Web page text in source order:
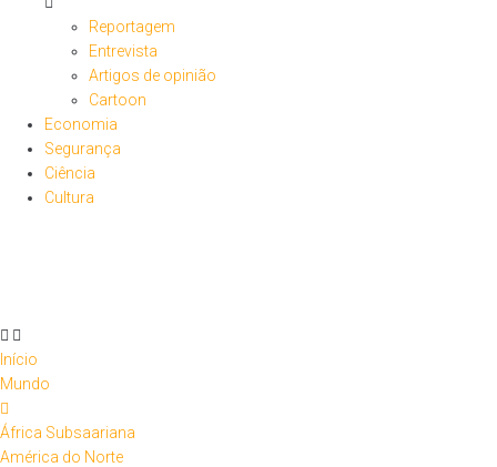
Reportagem
Entrevista
Artigos de opinião
Cartoon
Economia
Segurança
Ciência
Cultura
Início
Mundo
África Subsaariana
América do Norte